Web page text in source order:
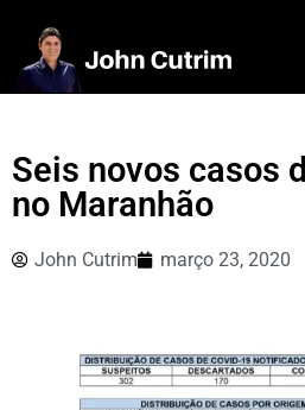
Seis novos casos
no Maranhão
John Cutrim março 23, 2020